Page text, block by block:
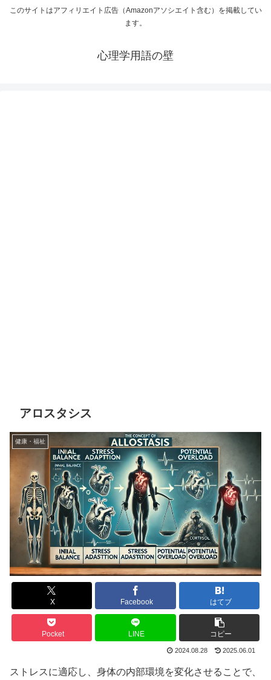
このサイトはアフィリエイト広告（Amazonアソシエイト含む）を掲載してい
ます。
心理学用語の壁
アロスタシス
健康・福祉
X Facebook はてブ
Pocket LINE コピー
2024.08.28 2025.06.01
ストレスに適応し、身体の内部環境を変化させることで、